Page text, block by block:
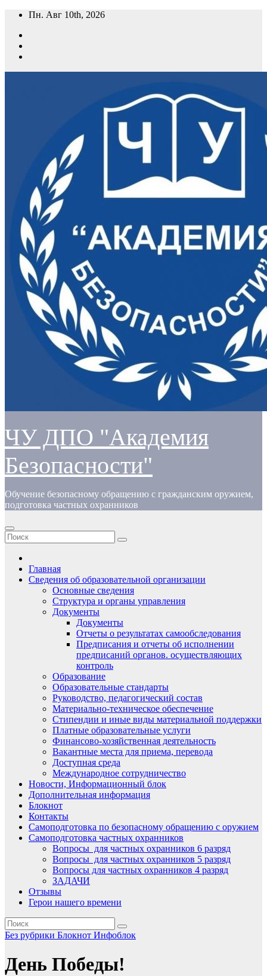
Перейти
содержимому
Пн. Авг 10th, 2026
ЧУ ДПО "Академия
Безопасности"
Обучение безопасному обращению с гражданским оружием,
подготовка частных охранников
Главная
Сведения об образовательной организации
Основные сведения
Структура и органы управления
Документы
Документы
Отчеты о результатах самообследования
Предписания и отчеты об исполнении
предписаний органов. осуществляющих
контроль
Образование
Образовательные стандарты
Руководство, педагогический состав
Материально-техническое обеспечение
Стипендии и иные виды материальной поддержки
Платные образовательные услуги
Финансово-хозяйственная деятельность
Вакантные места для приема, перевода
Доступная среда
Международное сотрудничество
Новости, Информационный блок
Дополнительная информация
Блокнот
Контакты
Самоподготовка по безопасному обращению с оружием
Самоподготовка частных охранников
Вопросы для частных охранников 6 разряд
Вопросы для частных охранников 5 разряд
Вопросы для частных охранников 4 разряд
ЗАДАЧИ
Отзывы
Герои нашего времени
Без рубрики Блокнот Инфоблок
День Победы!